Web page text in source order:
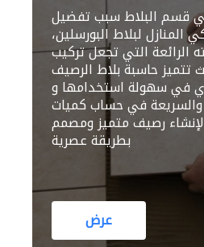
قسم البلاط سبب تفضيل
المنازل لبلاط البورسلين،
الرائعة التي تجعل تركيب
تتميز حاسبة بلاط الرصيف
في سهولة استخدامها و
والسريعة في حساب كميات
لإنشاء رصيف متميز ومصمم
بطريقة عصرية
عرض